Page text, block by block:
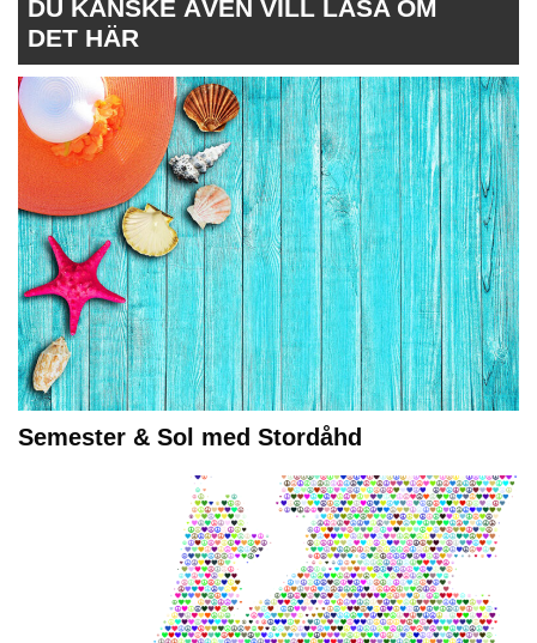
DU KANSKE ÄVEN VILL LÄSA OM
DET HÄR
Semester & Sol med Stordåhd